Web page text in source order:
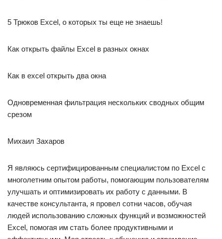
5 Трюков Excel, о которых ты еще не знаешь!
Как открыть файлы Excel в разных окнах
Как в excel открыть два окна
Одновременная фильтрация нескольких сводных общим
срезом
Михаил Захаров
Я являюсь сертифицированным специалистом по Excel с
многолетним опытом работы, помогающим пользователям
улучшать и оптимизировать их работу с данными. В
качестве консультанта, я провел сотни часов, обучая
людей использованию сложных функций и возможностей
Excel, помогая им стать более продуктивными и